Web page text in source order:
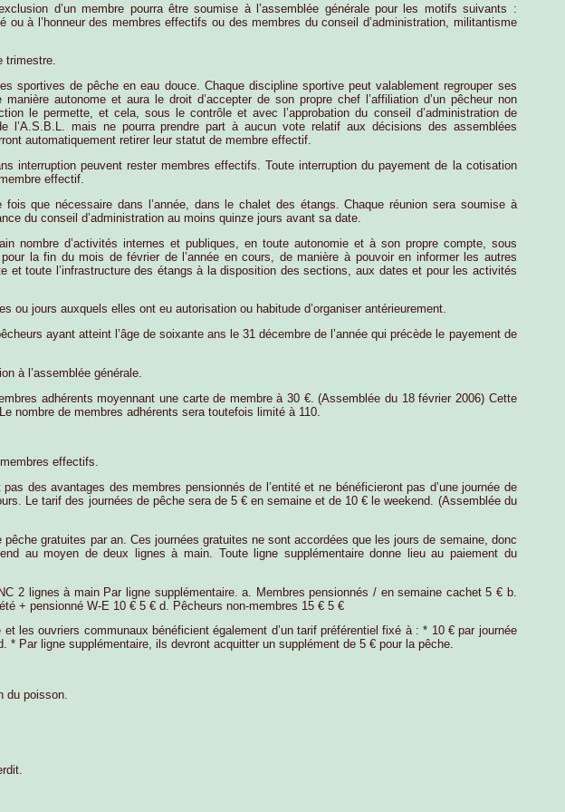
d’un membre pourra être soumise à l’assemblée générale pour les motifs suivants :
à l’honneur des membres effectifs ou des membres du conseil d’administration, militantisme
trimestre.
sportives de pêche en eau douce. Chaque discipline sportive peut valablement regrouper ses
autonome et aura le droit d’accepter de son propre chef l’affiliation d’un pêcheur non
le permette, et cela, sous le contrôle et avec l’approbation du conseil d’administration de
l’A.S.B.L. mais ne pourra prendre part à aucun vote relatif aux décisions des assemblées
automatiquement retirer leur statut de membre effectif.
interruption peuvent rester membres effectifs. Toute interruption du payement de la cotisation
effectif.
que nécessaire dans l’année, dans le chalet des étangs. Chaque réunion sera soumise à
du conseil d’administration au moins quinze jours avant sa date.
nombre d’activités internes et publiques, en toute autonomie et à son propre compte, sous
la fin du mois de février de l’année en cours, de manière à pouvoir en informer les autres
et toute l’infrastructure des étangs à la disposition des sections, aux dates et pour les activités
ou jours auxquels elles ont eu autorisation ou habitude d’organiser antérieurement.
ayant atteint l’âge de soixante ans le 31 décembre de l’année qui précède le payement de
à l’assemblée générale.
adhérents moyennant une carte de membre à 30 €. (Assemblée du 18 février 2006) Cette
nombre de membres adhérents sera toutefois limité à 110.
effectifs.
des avantages des membres pensionnés de l’entité et ne bénéficieront pas d’une journée de
Le tarif des journées de pêche sera de 5 € en semaine et de 10 € le weekend. (Assemblée du
gratuites par an. Ces journées gratuites ne sont accordées que les jours de semaine, donc
au moyen de deux lignes à main. Toute ligne supplémentaire donne lieu au paiement du
2 lignes à main Par ligne supplémentaire. a. Membres pensionnés / en semaine cachet 5 € b.
+ pensionné W-E 10 € 5 € d. Pêcheurs non-membres 15 € 5 €
les ouvriers communaux bénéficient également d’un tarif préférentiel fixé à : * 10 € par journée
Par ligne supplémentaire, ils devront acquitter un supplément de 5 € pour la pêche.
du poisson.